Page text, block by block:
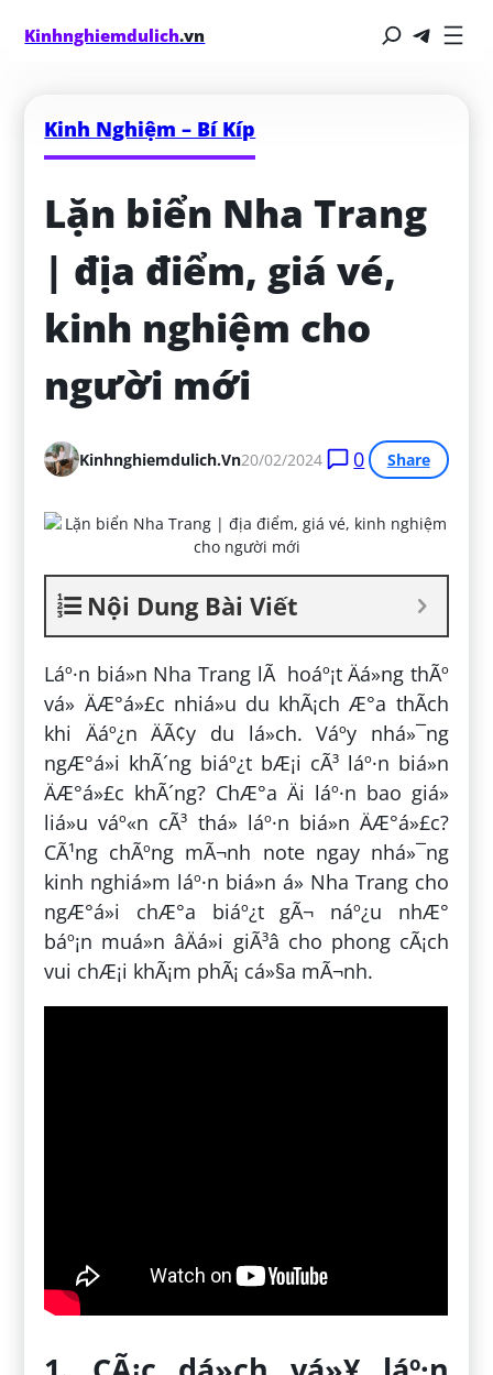
Kinhnghiemdulich.vn
Kinh Nghiệm – Bí Kíp
Lặn biển Nha Trang
| địa điểm, giá vé,
kinh nghiệm cho
người mới
Kinhnghiemdulich.vn20/02/2024 0 Share
Nội Dung Bài Viết
Láº·n biá»n Nha Trang lÃ hoáº¡t Äá»ng thÃº
vá» ÄÆ°á»£c nhiá»u du khÃ¡ch Æ°a thÃ­ch
khi Äáº¿n ÄÃ¢y du lá»ch. Váº­y nhá»¯ng
ngÆ°á»i khÃ´ng biáº¿t bÆ¡i cÃ³ láº·n biá»n
ÄÆ°á»£c khÃ´ng? ChÆ°a Äi láº·n bao giá»
liá»u váº«n cÃ³ thá» láº·n biá»n ÄÆ°á»£c?
CÃ¹ng chÃºng mÃ¬nh note ngay nhá»¯ng
kinh nghiá»m láº·n biá»n á» Nha Trang cho
ngÆ°á»i chÆ°a biáº¿t gÃ¬ náº¿u nhÆ°
báº¡n muá»n âÄá»i giÃ³â cho phong cÃ¡ch
vui chÆ¡i khÃ¡m phÃ¡ cá»§a mÃ¬nh.